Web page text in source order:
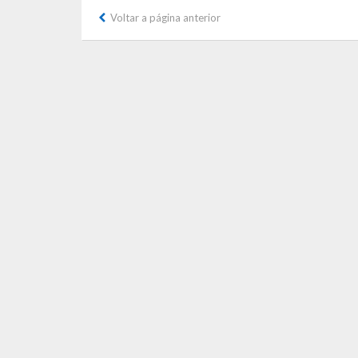
Voltar a página anterior